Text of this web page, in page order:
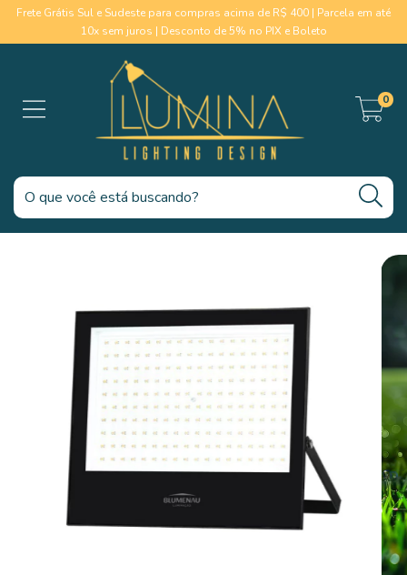
Frete Grátis Sul e Sudeste para compras acima de R$ 400 | Parcela em até
10x sem juros | Desconto de 5% no PIX e Boleto
0